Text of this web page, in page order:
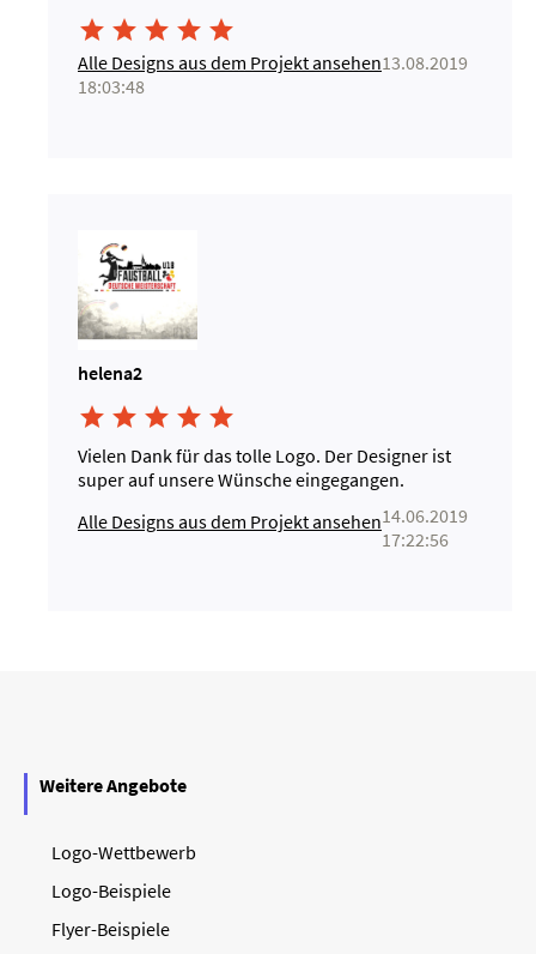
    
Alle Designs aus dem Projekt ansehen13.08.2019
18:03:48
helena2
    
Vielen Dank für das tolle Logo. Der Designer ist
super auf unsere Wünsche eingegangen.
Alle Designs aus dem Projekt ansehen14.06.2019
17:22:56
Weitere Angebote
Logo-Wettbewerb
Logo-Beispiele
Flyer-Beispiele